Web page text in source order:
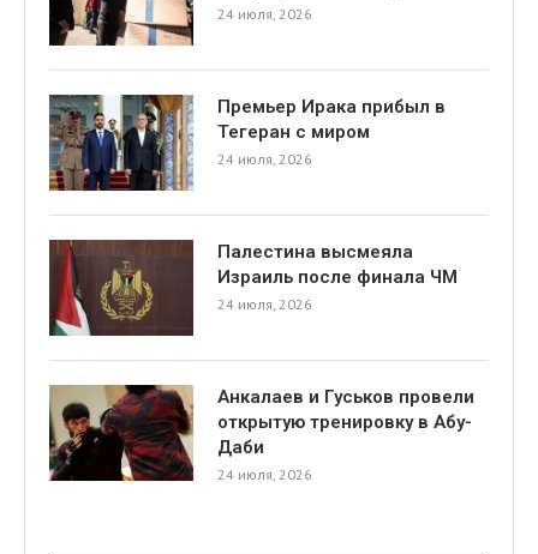
24 июля, 2026
Премьер Ирака прибыл в
Тегеран с миром
24 июля, 2026
Палестина высмеяла
Израиль после финала ЧМ
24 июля, 2026
Анкалаев и Гуськов провели
открытую тренировку в Абу-
Даби
24 июля, 2026